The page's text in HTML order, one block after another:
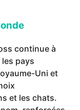
continue à
pays
Uni et
et les chats.